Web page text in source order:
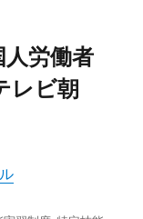
労働者
レビ朝